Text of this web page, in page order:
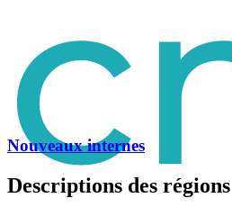
Nouveaux internes
Descriptions des régions